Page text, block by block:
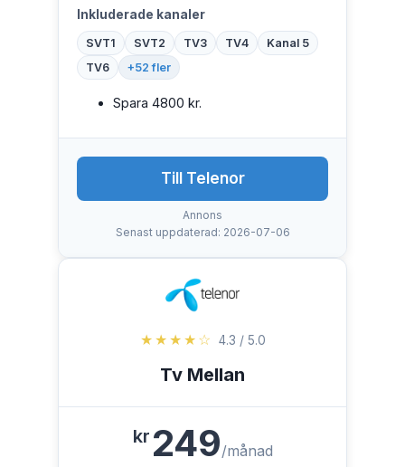
Inkluderade kanaler
SVT1 SVT2 TV3 TV4
Kanal 5
TV6
+52 fler
Spara 4800 kr.
Till Telenor
Annons
Senast uppdaterad: 2026-07-06
★★★★☆ 4.3 / 5.0
Tv Mellan
kr 249/månad